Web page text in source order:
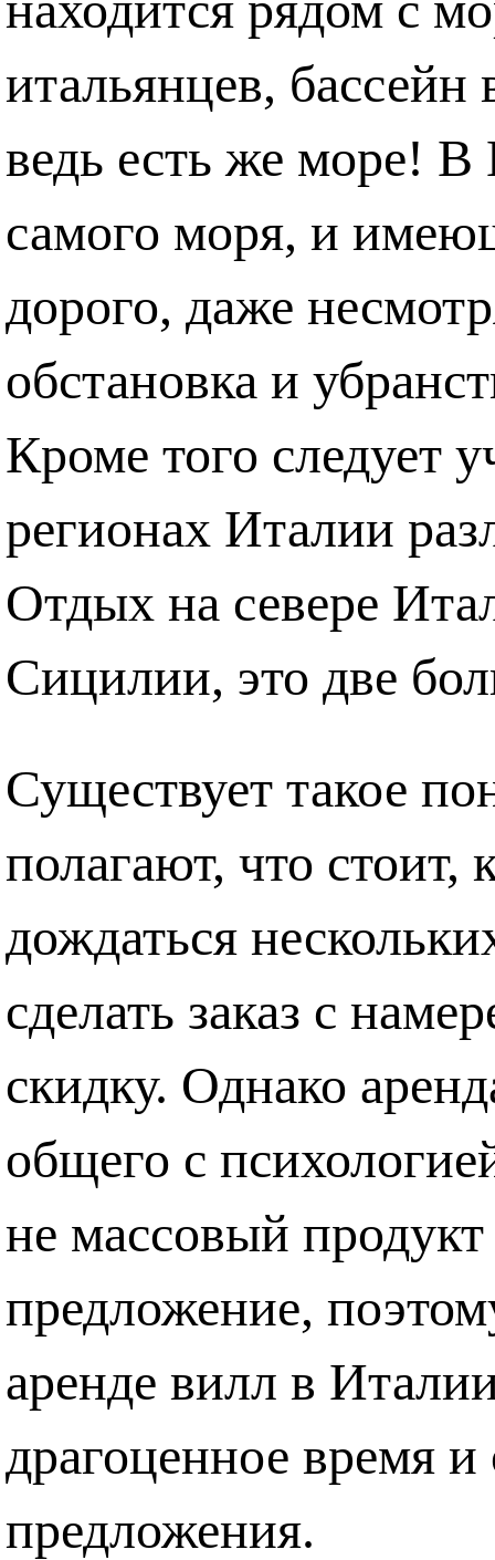
итальянцев,
ведь есть же море!
самого моря, и
дорого, даже
обстановка и
Кроме того следует
регионах Италии
Отдых на севере
Сицилии, это две
Существует такое
полагают, что стоит,
дождаться
сделать заказ с
скидку. Однако
общего с
не массовый
предложение,
аренде вилл в
драгоценное время и
предложения.